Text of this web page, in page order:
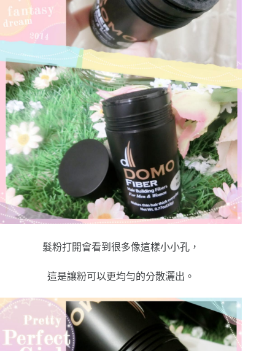
髮粉打開會看到很多像這樣小小孔，
這是讓粉可以更均勻的分散灑出。